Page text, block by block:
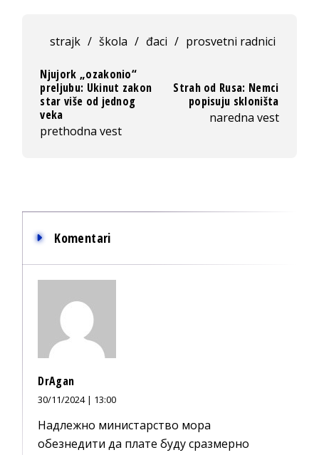
strajk / škola / đaci / prosvetni radnici
Njujork „ozakonio“
preljubu: Ukinut zakon
star više od jednog
veka
prethodna vest
Strah od Rusa: Nemci
popisuju skloništa
naredna vest
Komentari
DrAgan
30/11/2024 | 13:00
Надлежно министарство мора
обезнедити да плате буду сразмерно